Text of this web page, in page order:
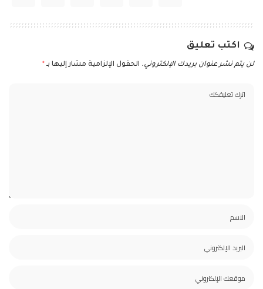
اكتب تعليق
لن يتم نشر عنوان بريدك الإلكتروني. الحقول الإلزامية مشار إليها بـ *